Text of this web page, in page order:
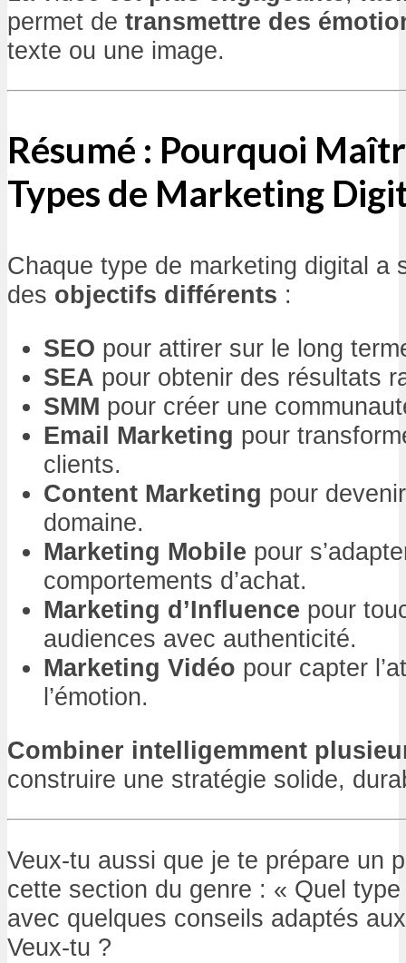
permet de transmettre des
texte ou une image.
Résumé : Pourquoi
Types de Marketing
Chaque type de marketing digital a
des objectifs différents :
SEO pour attirer sur le long
SEA pour obtenir des résultats
SMM pour créer une
Email Marketing pour
clients.
Content Marketing pour
domaine.
Marketing Mobile pour
comportements d’achat.
Marketing d’Influence pour
audiences avec authenticité.
Marketing Vidéo pour capter
l’émotion.
Combiner intelligemment
construire une stratégie solide,
Veux-tu aussi que je te prépare un
cette section du genre : « Quel
avec quelques conseils adaptés
Veux-tu ?